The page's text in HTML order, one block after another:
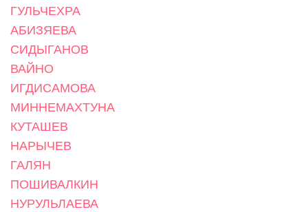
ГУЛЬЧЕХРА
АБИЗЯЕВА
СИДЫГАНОВ
ВАЙНО
ИГДИСАМОВА
МИННЕМАХТУНА
КУТАШЕВ
НАРЫЧЕВ
ГАЛЯН
ПОШИВАЛКИН
НУРУЛЬЛАЕВА